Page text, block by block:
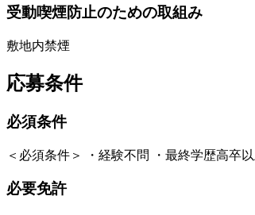
受動喫煙防止のための取組み
敷地内禁煙
応募条件
必須条件
＜必須条件＞ ・経験不問 ・最終学歴高卒
必要免許